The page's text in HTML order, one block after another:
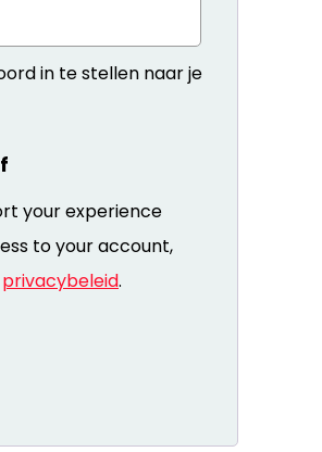
in te stellen naar je
your experience
to your account,
privacybeleid.